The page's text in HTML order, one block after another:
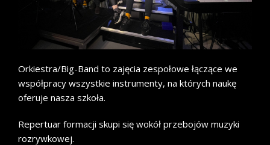
Orkiestra/Big-Band to zajęcia zespołowe łączące we
współpracy wszystkie instrumenty, na których naukę
oferuje nasza szkoła.
Repertuar formacji skupi się wokół przebojów muzyki
rozrywkowej.